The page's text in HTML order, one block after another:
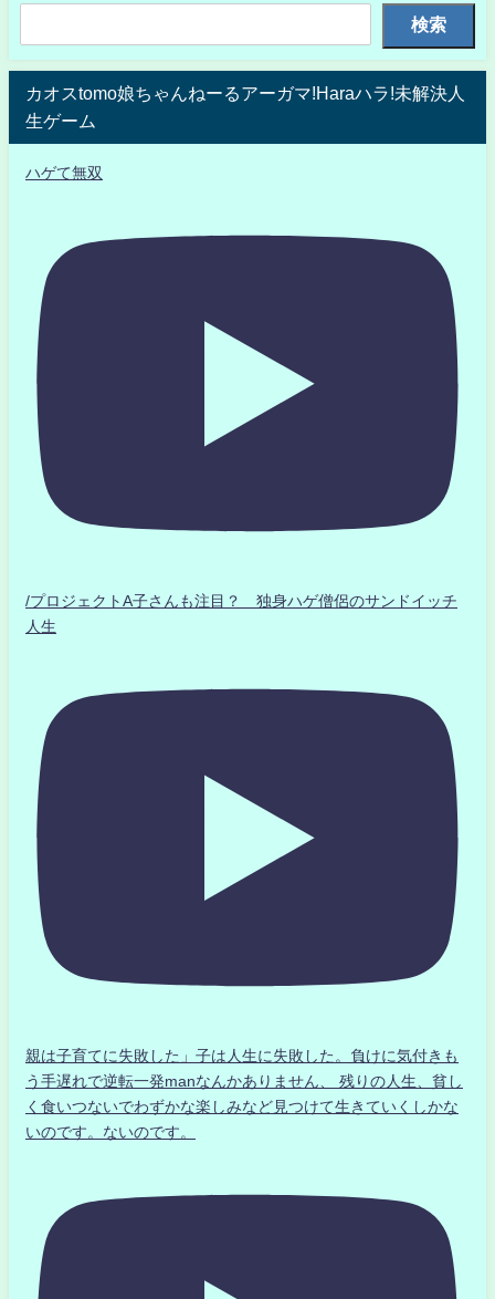
検索
カオスtomo娘ちゃんねーるアーガマ!Haraハラ!未解決人
生ゲーム
ハゲて無双
/プロジェクトA子さんも注目？ 独身ハゲ僧侶のサンドイッチ
人生
親は子育てに失敗した」子は人生に失敗した。負けに気付きも
う手遅れで逆転一発manなんかありません、 残りの人生、貧し
く食いつないでわずかな楽しみなど見つけて生きていくしかな
いのです。ないのです。